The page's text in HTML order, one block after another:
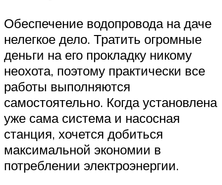
Обеспечение водопровода на даче
нелегкое дело. Тратить огромные
деньги на его прокладку никому
неохота, поэтому практически все
работы выполняются
самостоятельно. Когда установлена
уже сама система и насосная
станция, хочется добиться
максимальной экономии в
потреблении электроэнергии.